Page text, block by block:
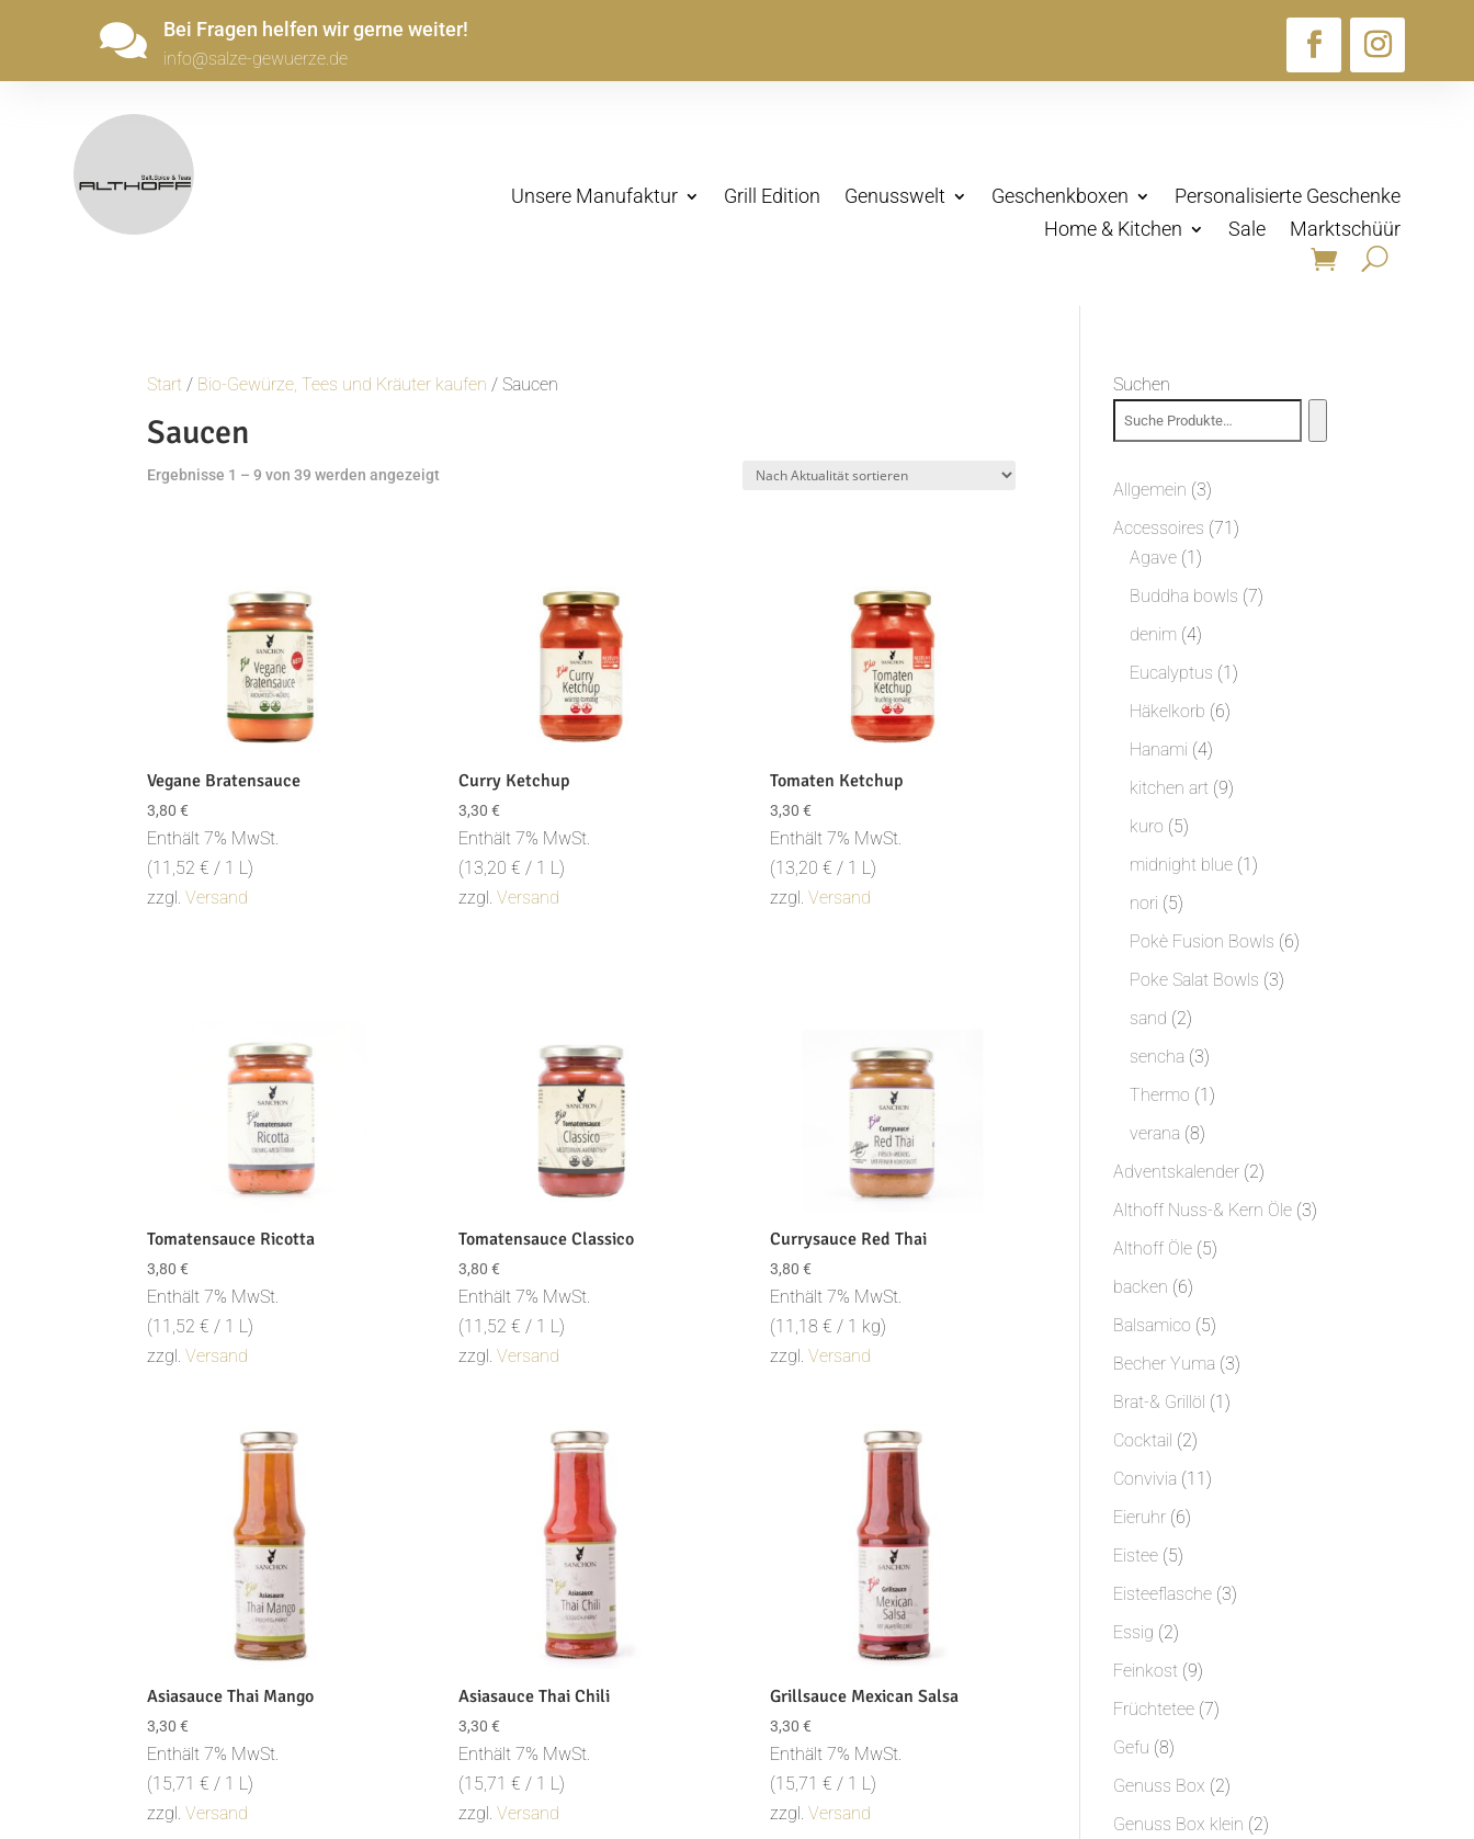
 Bei Fragen helfen wir gerne weiter!
info@salze-gewuerze.de
Unsere Manufaktur Grill Edition Genusswelt Geschenkboxen
Personalisierte Geschenke
Home & Kitchen
Sale Marktschüür
Start / Bio-Gewürze, Tees und Kräuter kaufen / Saucen
Saucen
Ergebnisse 1 – 9 von 39 werden angezeigtNach
Vegane Bratensauce
3,80€
Enthält 7% MwSt.
(11,52€ / 1 L)
zzgl.Versand
Curry Ketchup
3,30 €
Enthält 7% MwSt.
(13,20 € / 1 L)
zzgl. Versand
Tomaten Ketchup
3,30 €
Enthält 7% MwSt.
(13,20 € / 1 L)
zzgl. Versand
Tomatensauce Ricotta
3,80€
Enthält 7% MwSt.
(11,52€ / 1 L)
zzgl.Versand
Tomatensauce Classico
3,80 €
Enthält 7% MwSt.
(11,52 € / 1 L)
zzgl. Versand
Currysauce Red Thai
3,80 €
Enthält 7% MwSt.
(11,18 € / 1 kg)
zzgl. Versand
Asiasauce Thai Mango
3,30€
Enthält 7% MwSt.
(15,71€ / 1 L)
zzgl.Versand
Asiasauce Thai Chili
3,30 €
Enthält 7% MwSt.
(15,71 € / 1 L)
zzgl. Versand
Grillsauce Mexican Salsa
3,30 €
Enthält 7% MwSt.
(15,71 € / 1 L)
zzgl. Versand
Suchen
Allgemein 33
Produkte
Accessoires 7171
Agave 11
Produkt
Buddha bowls 77
denim 44
Produkte
Eucalyptus 11
Häkelkorb 66
Hanami 44
Produkte
kitchen art 99
kuro 55
Produkte
midnight blue 11
nori 55
Produkte
Pokè Fusion Bowls 66
Poke Salat Bowls 33
sand 22
Produkte
sencha 33
Produkte
Thermo 11
verana 88
Produkte
Adventskalender 22
Produkte
Althoff Nuss-& Kern Öle 33
Althoff Öle 55
backen 66
Produkte
Balsamico 55
Produkte
Becher Yuma 33
Brat-& Grillöl 11
Cocktail 22
Produkte
Convivia 1111
Eieruhr 66
Eistee 55
Produkte
Eisteeflasche 33
Essig 22
Produkte
Feinkost 99
Produkte
Früchtetee 77
Gefu 88
Produkte
Genuss Box 22
Produkte
Genuss Box klein 22